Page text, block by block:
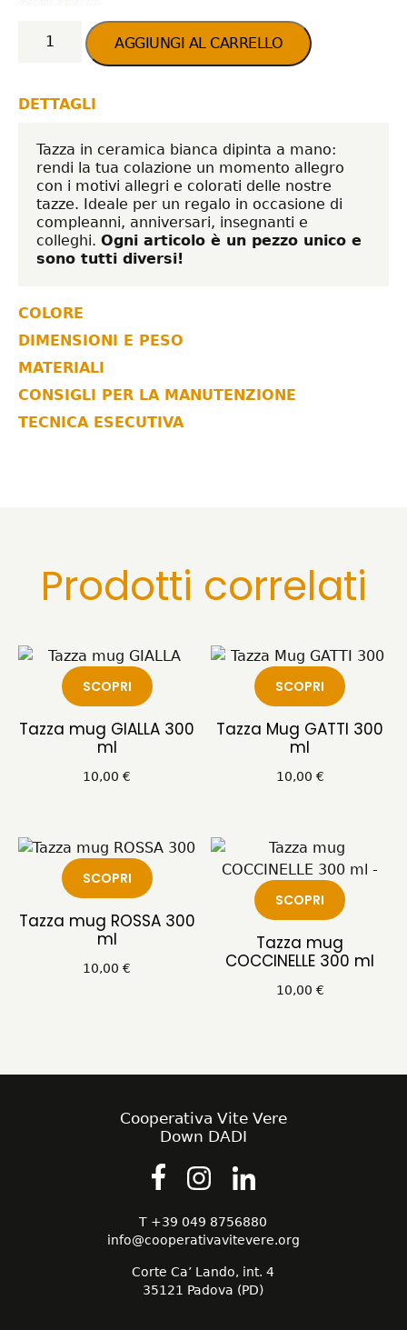
quantità
AGGIUNGI AL CARRELLO
DETTAGLI
Tazza in ceramica bianca dipinta a mano:
rendi la tua colazione un momento allegro
con i motivi allegri e colorati delle nostre
tazze. Ideale per un regalo in occasione di
compleanni, anniversari, insegnanti e
colleghi. Ogni articolo è un pezzo unico e
sono tutti diversi!
COLORE
DIMENSIONI E PESO
MATERIALI
CONSIGLI PER LA MANUTENZIONE
TECNICA ESECUTIVA
Prodotti correlati
SCOPRI
Tazza mug GIALLA 300
ml
10,00€
SCOPRI
Tazza Mug GATTI 300
ml
10,00 €
SCOPRI
Tazza mug ROSSA 300
ml
10,00€
SCOPRI
Tazza mug
COCCINELLE 300 ml
10,00 €
Cooperativa Vite Vere
Down DADI
T +39 049 8756880
info@cooperativavitevere.org
Corte Ca’ Lando, int. 4
35121 Padova (PD)